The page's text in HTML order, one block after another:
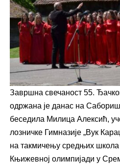
Завршна свечаност 55.
одржана је данас на
беседила Милица Алексић,
лозничке Гимназије „Вук
на такмичењу средњих школа
Књижевној олимпијади у